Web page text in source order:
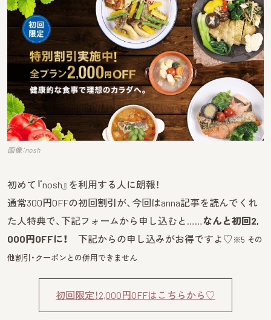
画像：nosh
初めて『nosh』を利用する人に朗報！
通常300円OFFの初回割引が、今回はanna記事を読んでくれ
た人特典で、下記フォームから申し込むと……なんと初回2,
000円OFFに！
下記からの申し込みがお得ですよ♡ ※5 その
他割引・クーポンとの併用できません
初回限定！2,000円OFFはこちらから♡